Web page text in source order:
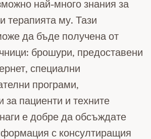
най-много знания за
терапията му. Тази
да бъде получена от
брошури, предоставени
специални
програми,
за пациенти и техните
е добре да обсъждате
с консултиращия